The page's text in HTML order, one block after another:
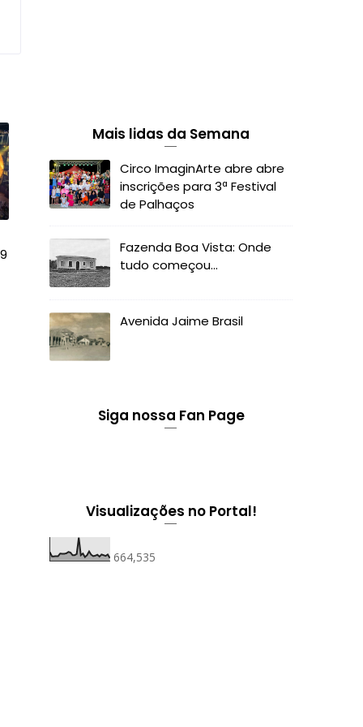
Mais lidas da Semana
Circo ImaginArte abre abre
inscrições para 3ª Festival
de Palhaços
Fazenda Boa Vista: Onde
tudo começou...
Avenida Jaime Brasil
Siga nossa Fan Page
Visualizações no Portal!
664,535